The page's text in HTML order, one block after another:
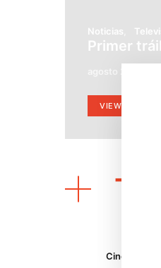
Noticias
Primer
VIEW POST
Cine